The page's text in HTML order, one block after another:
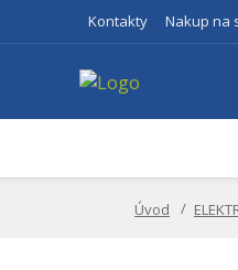
Kontakty Nakup na
Úvod